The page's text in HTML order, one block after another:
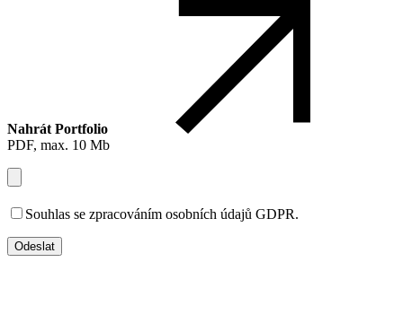
Nahrát Portfolio
PDF, max. 10 Mb
Souhlas se zpracováním osobních údajů GDPR.
Odeslat